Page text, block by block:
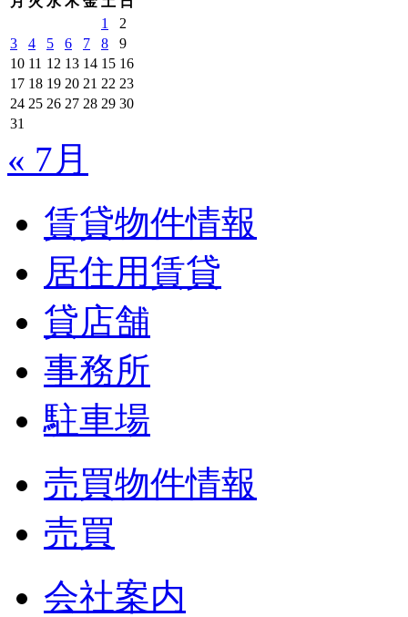
1
2
3
4 5 6 7 8
9
10 11 12 13 14 15 16
17 18 19 20 21 22 23
24 25 26 27 28 29 30
31
« 7月
賃貸物件情報
居住用賃貸
貸店舗
事務所
駐車場
売買物件情報
売買
会社案内